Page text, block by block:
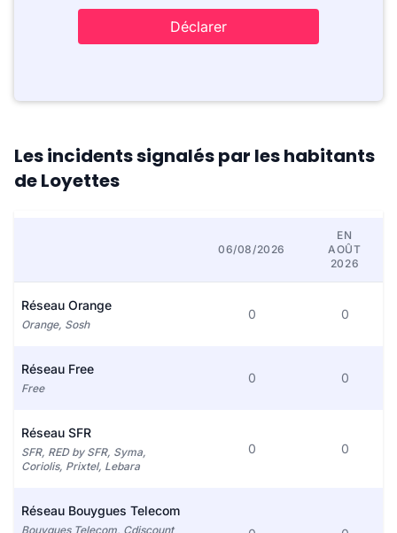
Déclarer
Les incidents signalés par les habitants
de Loyettes
06/08/2026
EN
AOÛT
2026
Réseau Orange
Orange, Sosh
0 0
Réseau Free
Free
0 0
Réseau SFR
SFR, RED by SFR, Syma,
Coriolis, Prixtel, Lebara
0 0
Réseau Bouygues Telecom
Bouygues Telecom, Cdiscount